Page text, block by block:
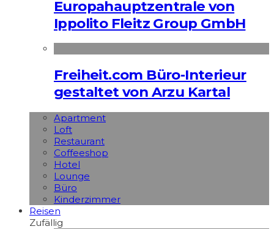
Europahauptzentrale von
Ippolito Fleitz Group GmbH
Freiheit.com Büro-Interieur
gestaltet von Arzu Kartal
Apart­ment
Loft
Restaurant
Coffeeshop
Hotel
Lounge
Büro
Kinderzimmer
Reisen
Zufällig